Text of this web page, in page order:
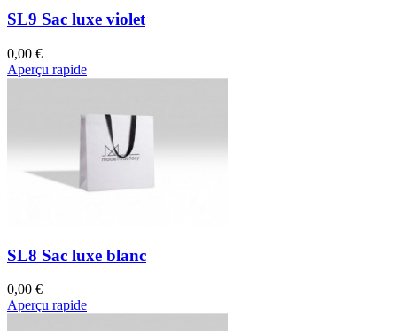
SL9 Sac luxe violet
0,00 €
Aperçu rapide
SL8 Sac luxe blanc
0,00 €
Aperçu rapide